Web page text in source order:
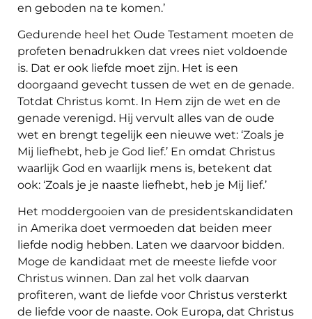
en geboden na te komen.’
Gedurende heel het Oude Testament moeten de
profeten benadrukken dat vrees niet voldoende
is. Dat er ook liefde moet zijn. Het is een
doorgaand gevecht tussen de wet en de genade.
Totdat Christus komt. In Hem zijn de wet en de
genade verenigd. Hij vervult alles van de oude
wet en brengt tegelijk een nieuwe wet: ‘Zoals je
Mij liefhebt, heb je God lief.’ En omdat Christus
waarlijk God en waarlijk mens is, betekent dat
ook: ‘Zoals je je naaste liefhebt, heb je Mij lief.’
Het moddergooien van de presidentskandidaten
in Amerika doet vermoeden dat beiden meer
liefde nodig hebben. Laten we daarvoor bidden.
Moge de kandidaat met de meeste liefde voor
Christus winnen. Dan zal het volk daarvan
profiteren, want de liefde voor Christus versterkt
de liefde voor de naaste. Ook Europa, dat Christus